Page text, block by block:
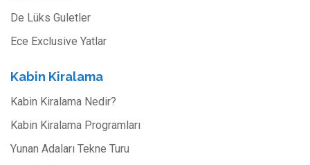
De Lüks Guletler
Ece Exclusive Yatlar
Kabin Kiralama
Kabin Kiralama Nedir?
Kabin Kiralama Programları
Yunan Adaları Tekne Turu